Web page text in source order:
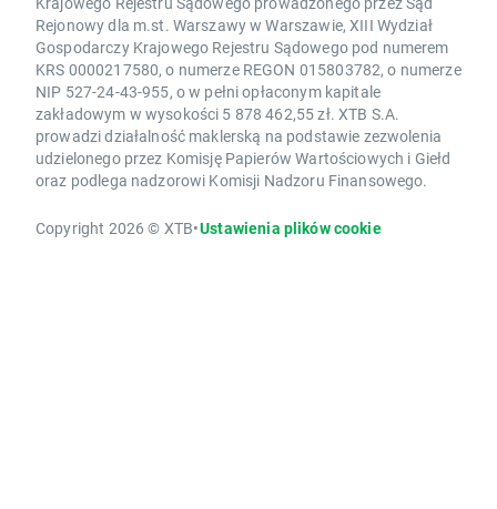
Rejonowy dla m.st. Warszawy w Warszawie, XIII Wydział
Gospodarczy Krajowego Rejestru Sądowego pod numerem
KRS 0000217580, o numerze REGON 015803782, o numerze
NIP 527-24-43-955, o w pełni opłaconym kapitale
zakładowym w wysokości 5 878 462,55 zł. XTB S.A.
prowadzi działalność maklerską na podstawie zezwolenia
udzielonego przez Komisję Papierów Wartościowych i Giełd
oraz podlega nadzorowi Komisji Nadzoru Finansowego.
Copyright 2026 © XTB•Ustawienia plików cookie